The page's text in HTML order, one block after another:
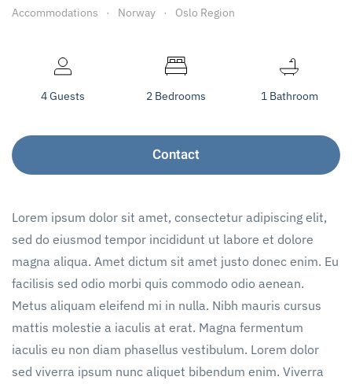
Accommodations Norway Oslo Region
4 Guests 2 Bedrooms 1 Bathroom
Contact
Lorem ipsum dolor sit amet, consectetur adipiscing elit,
sed do eiusmod tempor incididunt ut labore et dolore
magna aliqua. Amet dictum sit amet justo donec enim. Eu
facilisis sed odio morbi quis commodo odio aenean.
Metus aliquam eleifend mi in nulla. Nibh mauris cursus
mattis molestie a iaculis at erat. Magna fermentum
iaculis eu non diam phasellus vestibulum. Lorem dolor
sed viverra ipsum nunc aliquet bibendum enim. Viverra